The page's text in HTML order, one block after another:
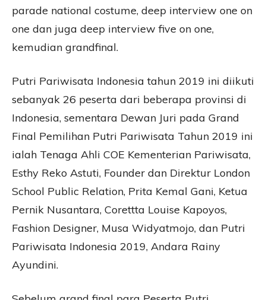
parade national costume, deep interview one on
one dan juga deep interview five on one,
kemudian grandfinal.
Putri Pariwisata Indonesia tahun 2019 ini diikuti
sebanyak 26 peserta dari beberapa provinsi di
Indonesia, sementara Dewan Juri pada Grand
Final Pemilihan Putri Pariwisata Tahun 2019 ini
ialah Tenaga Ahli COE Kementerian Pariwisata,
Esthy Reko Astuti, Founder dan Direktur London
School Public Relation, Prita Kemal Gani, Ketua
Pernik Nusantara, Corettta Louise Kapoyos,
Fashion Designer, Musa Widyatmojo, dan Putri
Pariwisata Indonesia 2019, Andara Rainy
Ayundini.